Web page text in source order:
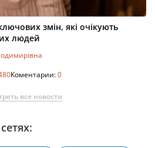
змін, які очікують
людей
Коментарии:0
все новости